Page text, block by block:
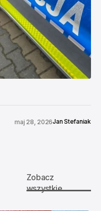
maj 28, 2026Jan Stefaniak
Zobacz
wszystkie